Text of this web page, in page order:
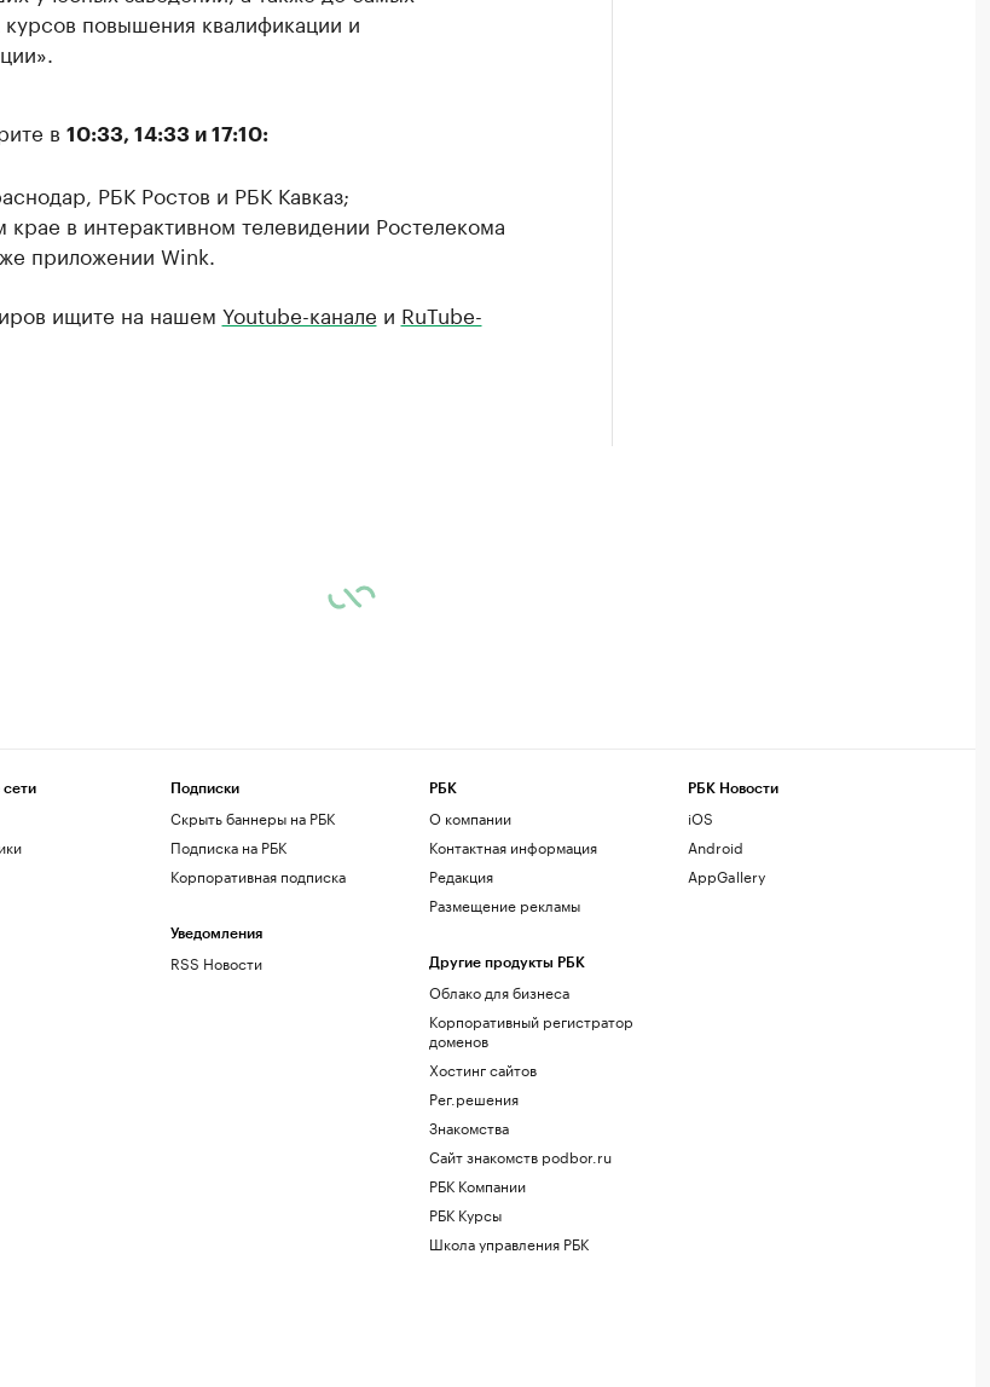
повышения квалификации и
в 10:33, 14:33 и 17:10:
РБК Ростов и РБК Кавказ;
в интерактивном телевидении Ростелекома
приложении Wink.
ищите на нашем Youtube-канале и RuTube-
Подписки
Скрыть баннеры на РБК
Подписка на РБК
Корпоративная подписка
Уведомления
RSS Новости
РБК
О компании
Контактная информация
Редакция
Размещение рекламы
Другие продукты РБК
Облако для бизнеса
Корпоративный регистратор
доменов
Хостинг сайтов
Рег.решения
Знакомства
Сайт знакомств podbor.ru
РБК Компании
РБК Курсы
Школа управления РБК
РБК Новости
iOS
Android
AppGallery